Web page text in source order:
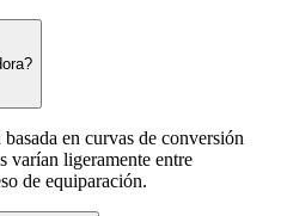
en curvas de conversión
varían ligeramente entre
de equiparación.